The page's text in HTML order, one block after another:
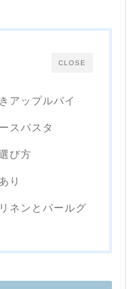
CLOSE
アップルパイ
スパスタ
び方
り
ネンとパールグ